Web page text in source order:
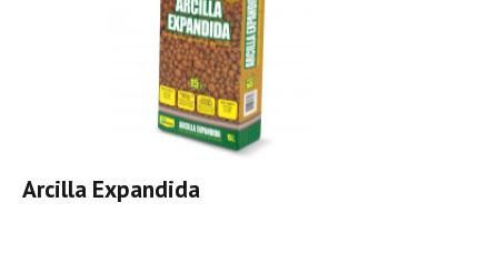
Arcilla Expandida